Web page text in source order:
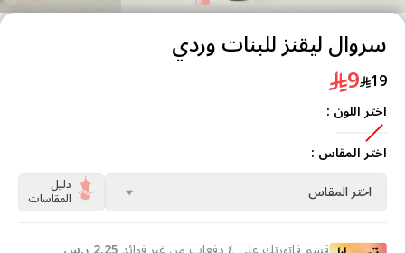
سروال ليقنز للبنات وردي
19
9
اختر اللون :
اختر المقاس :
اختر المقاس
دليل
المقاسات